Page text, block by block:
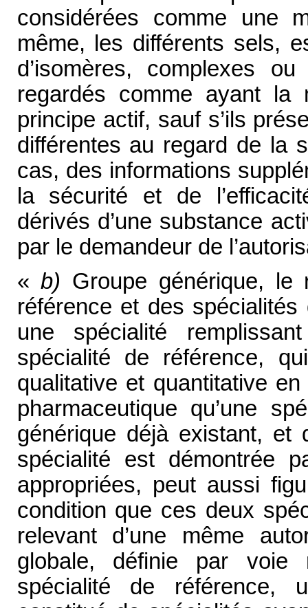
considérées comme une
même, les différents sels,
d’isomères, complexes
regardés comme ayant la
principe actif, sauf s’ils
différentes au regard de la
cas, des informations
la sécurité et de
dérivés d’une substance
par le demandeur de
«b) Groupe générique, le
référence et des
une spécialité
spécialité de référence,
qualitative et quantitative
pharmaceutique qu’une
générique déjà existant, et
spécialité est démontrée
appropriées, peut aussi
condition que ces deux
relevant d’une même
globale, définie par voie
spécialité de référence,